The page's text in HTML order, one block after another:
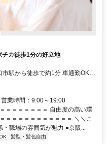
チカ徒歩1分の好立地
業時間：9:00～19:00
＝＝＝＝＝＝＝ 自由度の高い環
＝＝＝＝＝＝＝＝＝＝＝ ＼＼こ
職場の雰囲気が魅力 ●京阪...
髪型・髪色自由